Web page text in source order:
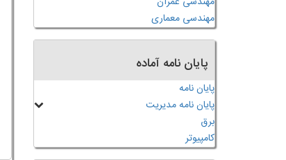
مهندسی معماری
پایان نامه آماده
پایان نامه
پایان نامه مدیریت
برق
کامپیوتر